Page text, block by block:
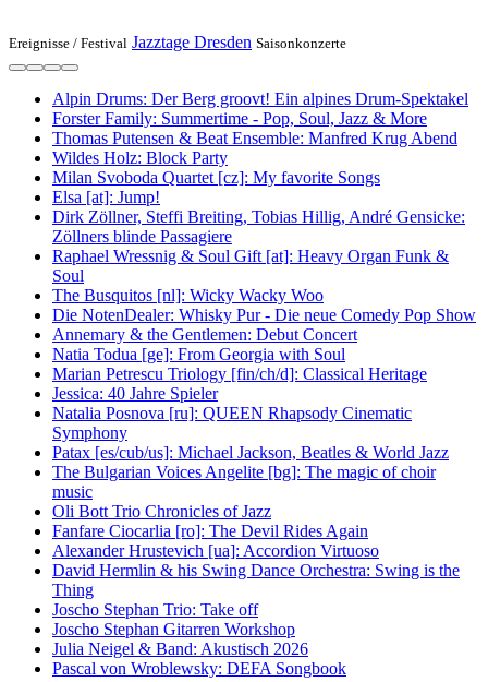
Ereignisse / Festival Jazztage Dresden Saisonkonzerte
Alpin Drums: Der Berg groovt! Ein alpines Drum-Spektakel
Forster Family: Summertime - Pop, Soul, Jazz & More
Thomas Putensen & Beat Ensemble: Manfred Krug Abend
Wildes Holz: Block Party
Milan Svoboda Quartet [cz]: My favorite Songs
Elsa [at]: Jump!
Dirk Zöllner, Steffi Breiting, Tobias Hillig, André Gensicke:
Zöllners blinde Passagiere
Raphael Wressnig & Soul Gift [at]: Heavy Organ Funk &
Soul
The Busquitos [nl]: Wicky Wacky Woo
Die NotenDealer: Whisky Pur - Die neue Comedy Pop Show
Annemary & the Gentlemen: Debut Concert
Natia Todua [ge]: From Georgia with Soul
Marian Petrescu Triology [fin/ch/d]: Classical Heritage
Jessica: 40 Jahre Spieler
Natalia Posnova [ru]: QUEEN Rhapsody Cinematic
Symphony
Patax [es/cub/us]: Michael Jackson, Beatles & World Jazz
The Bulgarian Voices Angelite [bg]: The magic of choir
music
Oli Bott Trio Chronicles of Jazz
Fanfare Ciocarlia [ro]: The Devil Rides Again
Alexander Hrustevich [ua]: Accordion Virtuoso
David Hermlin & his Swing Dance Orchestra: Swing is the
Thing
Joscho Stephan Trio: Take off
Joscho Stephan Gitarren Workshop
Julia Neigel & Band: Akustisch 2026
Pascal von Wroblewsky: DEFA Songbook